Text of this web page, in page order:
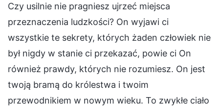
Czy usilnie nie pragniesz ujrzeć miejsca
przeznaczenia ludzkości? On wyjawi ci
wszystkie te sekrety, których żaden człowiek nie
był nigdy w stanie ci przekazać, powie ci On
również prawdy, których nie rozumiesz. On jest
twoją bramą do królestwa i twoim
przewodnikiem w nowym wieku. To zwykłe ciało